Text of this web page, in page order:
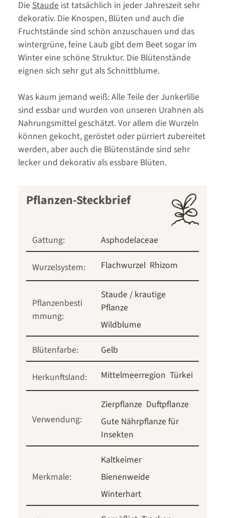
Die Staude ist tatsächlich in jeder Jahreszeit sehr
dekorativ. Die Knospen, Blüten und auch die
Fruchtstände sind schön anzuschauen und das
wintergrüne, feine Laub gibt dem Beet sogar im
Winter eine schöne Struktur. Die Blütenstände
eignen sich sehr gut als Schnittblume.
Was kaum jemand weiß: Alle Teile der Junkerlilie
sind essbar und wurden von unseren Urahnen als
Nahrungsmittel geschätzt. Vor allem die Wurzeln
können gekocht, geröstet oder pürriert zubereitet
werden, aber auch die Blütenstände sind sehr
lecker und dekorativ als essbare Blüten.
Pflanzen-Steckbrief
Gattung: Asphodelaceae
Wurzelsystem: Flachwurzel Rhizom
Pflanzenbesti
mmung:
Staude / krautige
Pflanze
Wildblume
Blütenfarbe:
Gelb
Herkunftsland: Mittelmeerregion Türkei
Verwendung:
Zierpflanze Duftpflanze
Gute Nährpflanze für
Insekten
Merkmale:
Kaltkeimer
Bienenweide
Winterhart